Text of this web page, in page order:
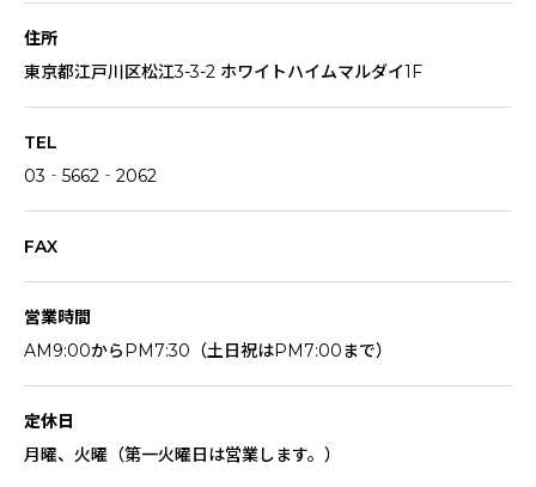
住所
東京都江戸川区松江3-3-2 ホワイトハイムマルダイ1F
TEL
03‐5662‐2062
FAX
営業時間
AM9:00からPM7:30（土日祝はPM7:00まで）
定休日
月曜、火曜（第一火曜日は営業します。）